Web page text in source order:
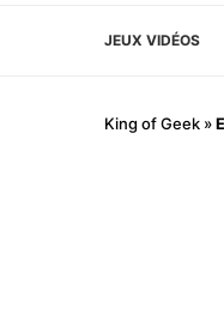
JEUX VIDÉOS
King of Geek »